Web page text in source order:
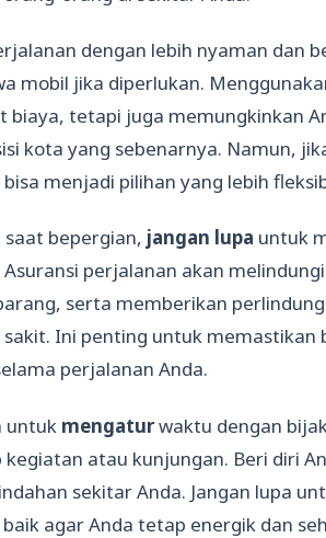
dengan lebih nyaman dan
mobil jika diperlukan.
biaya, tetapi juga memungkinkan
kota yang sebenarnya. Namun,
menjadi pilihan yang lebih
bepergian, jangan lupa untuk
perjalanan akan
serta memberikan
Ini penting untuk memastikan
perjalanan Anda.
untuk mengaturwaktu dengan
atau kunjungan. Beri diri
sekitar Anda. Jangan lupa
agar Anda tetap energik dan